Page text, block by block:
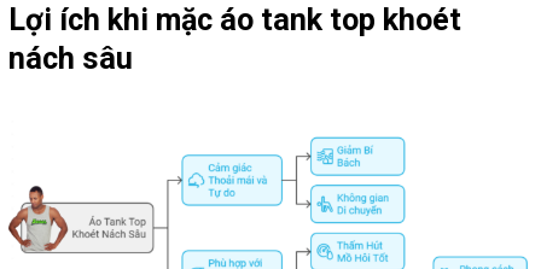
Lợi ích khi mặc áo tank top khoét
nách sâu